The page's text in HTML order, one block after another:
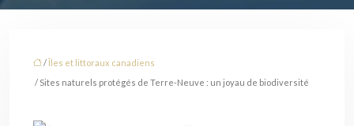
/Îles et littoraux canadiens
/ Sites naturels protégés de Terre-Neuve : un joyau de biodiversité